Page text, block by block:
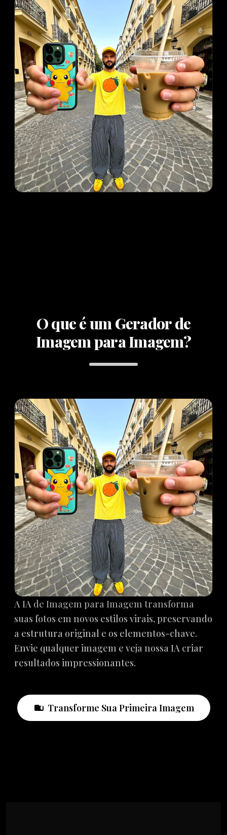
O que é um Gerador de
Imagem para Imagem?
A IA de Imagem para Imagem transforma
suas fotos em novos estilos virais, preservando
a estrutura original e os elementos-chave.
Envie qualquer imagem e veja nossa IA criar
resultados impressionantes.
Transforme Sua Primeira Imagem